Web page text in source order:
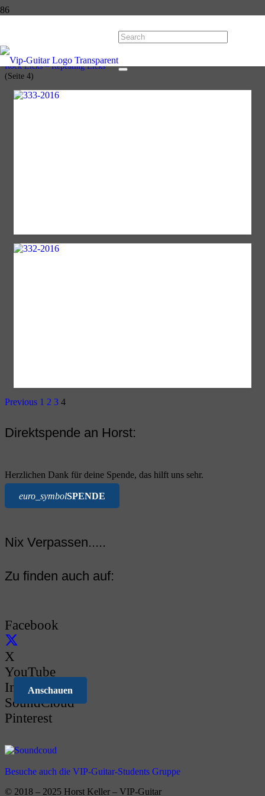
Rock Licks – Repeating Licks
Start
Licks
Rock Licks – Repeating Licks
(Seite 4)
Anschauen
Anschauen
Previous 1 2 3 4
Direktspende an Horst:
Herzlichen Dank für deine Spende, das hilft uns sehr.
euro_symbolSPENDE
Nix Verpassen.....
Zu finden auch auf:
Facebook
X
YouTube
Instagram
SoundCloud
Pinterest
Besuche auch die VIP-Guitar-Students Gruppe
© 2018 – 2025 Horst Keller – VIP-Guitar